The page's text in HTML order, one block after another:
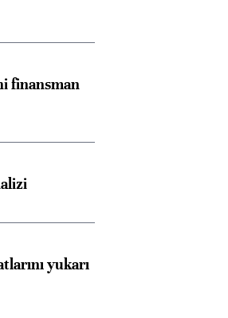
finansman
yukarı